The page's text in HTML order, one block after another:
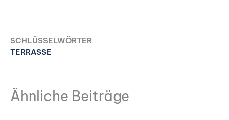
SCHLÜSSELWÖRTER
TERRASSE
Ähnliche Beiträge